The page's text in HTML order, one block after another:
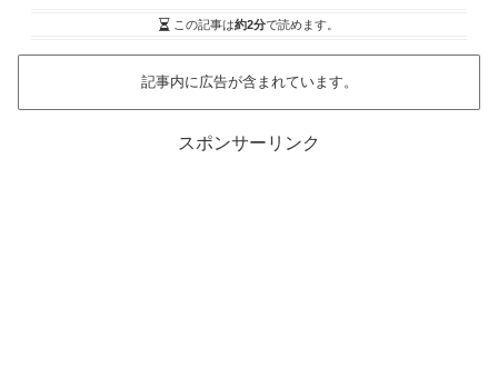
この記事は約2分で読めます。
記事内に広告が含まれています。
スポンサーリンク